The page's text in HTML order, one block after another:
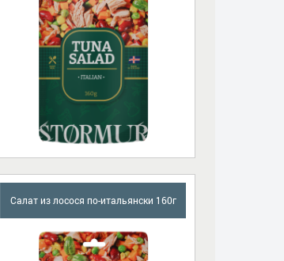
Салат из лосося по-итальянски 160г